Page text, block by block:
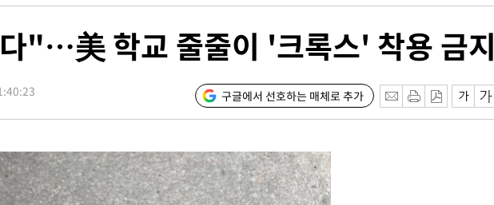
북 김민석, 대구 정청래 승리
투표 김민석 47.37%·정청래
투표 김민석 승리…50.30%
대 의혹 심판 조사"
헤엄친 구렁이 '소동'
톨루카에 1-0 승리(종합)
"…美 학교 줄줄이 '크록스' 착용 금지
구글에서 선호하는 매체로 추가